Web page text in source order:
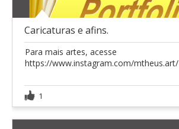
Caricaturas e afins.
Para mais artes, acesse
https://www.instagram.com/mtheus.art/
1